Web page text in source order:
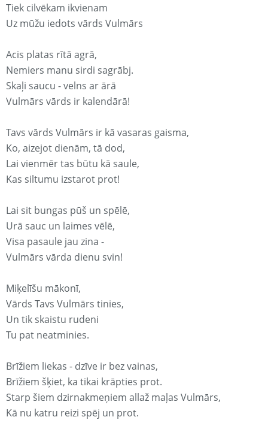
Tiek cilvēkam ikvienam
Uz mūžu iedots vārds Vulmārs
Acis platas rītā agrā,
Nemiers manu sirdi sagrābj.
Skaļi saucu - velns ar ārā
Vulmārs vārds ir kalendārā!
Tavs vārds Vulmārs ir kā vasaras gaisma,
Ko, aizejot dienām, tā dod,
Lai vienmēr tas būtu kā saule,
Kas siltumu izstarot prot!
Lai sit bungas pūš un spēlē,
Urā sauc un laimes vēlē,
Visa pasaule jau zina -
Vulmārs vārda dienu svin!
Miķelīšu mākonī,
Vārds Tavs Vulmārs tinies,
Un tik skaistu rudeni
Tu pat neatminies.
Brīžiem liekas - dzīve ir bez vainas,
Brīžiem šķiet, ka tikai krāpties prot.
Starp šiem dzirnakmeņiem allaž maļas Vulmārs,
Kā nu katru reizi spēj un prot.